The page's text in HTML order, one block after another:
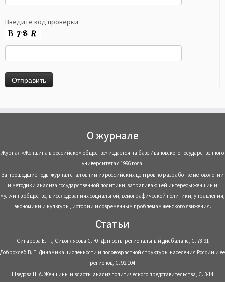
Введите код проверки
О журнале
Журнал «Женщина в российском обществе» издается на базе Ивановского государственного
университета с 1996 года.
За прошедшие годы журнал стал одним из российских центров по разработке методологии
и методики анализа государственной политики, затрагивающей интересы женщин и
мужчин в обществе, в исследованиях социальной, демографической политики, управления,
экономики и культуры, истории и современным проблемам женского движения.
Статьи
Сигарева Е. П., Сивоплясова С. Ю. Детность: региональный дисбаланс, С. 78-91
Доброхлеб В. Г. Динамика численности и половозрастной структуры населения России и ее
регионов, С. 92-104
Шведова Н. А. Женщины и власть: анализ политического представительства, С. 3-14